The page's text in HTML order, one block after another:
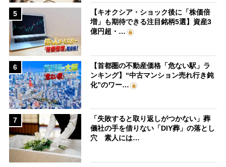
5
【キオクシア・ショック後に「株価倍
増」も期待できる注目銘柄5選】資産3
億円超・…
6
【首都圏の不動産価格「危ない駅」ラ
ンキング】“中古マンション売れ行き鈍
化”のワー…
7
「失敗すると取り返しがつかない」葬
儀社の手を借りない「DIY葬」の落とし
穴 素人には…